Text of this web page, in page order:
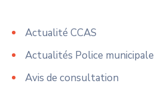
Actualité CCAS
Actualités Police municipale
Avis de consultation